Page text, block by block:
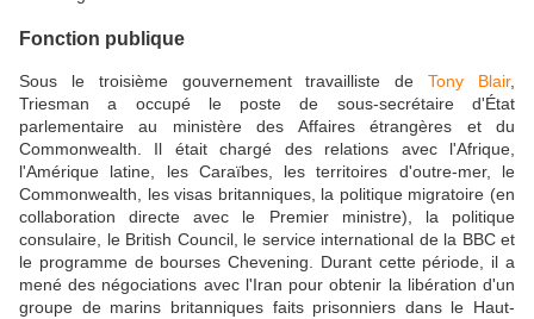
Fonction publique
Sous le troisième gouvernement travailliste deTony Blair,
Triesman a occupé le poste de sous-secrétaire d'État
parlementaire au ministère des Affaires étrangères et du
Commonwealth. Il était chargé des relations avec l'Afrique,
l'Amérique latine, les Caraïbes, les territoires d'outre-mer, le
Commonwealth, les visas britanniques, la politique migratoire (en
collaboration directe avec le Premier ministre), la politique
consulaire, le British Council, le service international de la BBC et
le programme de bourses Chevening. Durant cette période, il a
mené des négociations avec l'Iran pour obtenir la libération d'un
groupe de marins britanniques faits prisonniers dans le Haut-